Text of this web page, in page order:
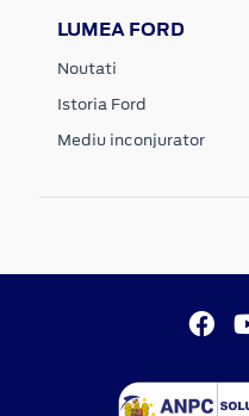
LUMEA FORD
Noutati
Istoria Ford
Mediu inconjurator